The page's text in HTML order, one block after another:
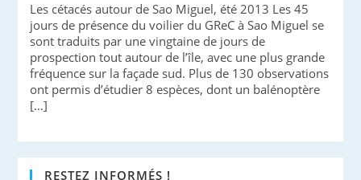
Les cétacés autour de Sao Miguel, été 2013 Les 45
jours de présence du voilier du GReC à Sao Miguel se
sont traduits par une vingtaine de jours de
prospection tout autour de l’île, avec une plus grande
fréquence sur la façade sud. Plus de 130 observations
ont permis d’étudier 8 espèces, dont un balénoptère
[…]
RESTEZ INFORMÉS !